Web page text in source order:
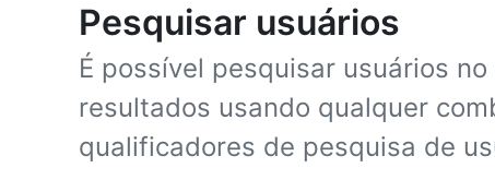
Pesquisar usuários
É possível pesquisar usuários
resultados usando qualquer
qualificadores de pesquisa de